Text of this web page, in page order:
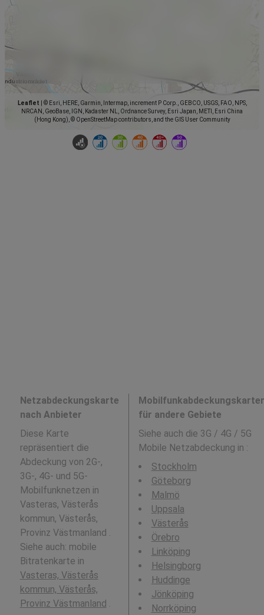
Leaflet
© Esri, HERE, Garmin, Intermap, increment P Corp., GEBCO, USGS, FAO, NPS,
NRCAN, GeoBase, IGN, Kadaster NL, Ordnance Survey, Esri Japan, METI, Esri China
(Hong Kong), © OpenStreetMap contributors, and the GIS User Community
Netzabdeckungskarte
nach Anbieter
Diese Karte
repräsentiert die
Abdeckung von 2G-,
3G-, 4G- und 5G-
Mobilfunknetzen in
Vasteras, Västerås
kommun, Västerås,
Provinz Västmanland .
Siehe auch: mobile
Bitratenkarte in
Vasteras, Västerås
kommun, Västerås,
Provinz Västmanland .
für andere Gebiete
Siehe auch die 3G / 4G / 5G
Mobile Netzabdeckung in :
Stockholm
Göteborg
Malmö
Uppsala
Västerås
Örebro
Linköping
Helsingborg
Huddinge
Jönköping
Norrköping